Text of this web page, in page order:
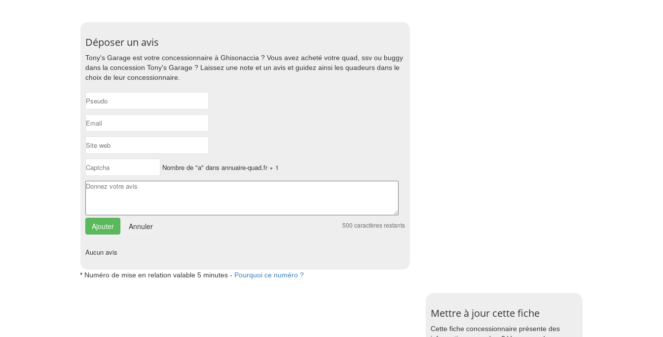
Déposer un avis
Tony's Garage est votre concessionnaire à Ghisonaccia ? Vous avez acheté votre quad, ssv ou buggy
dans la concession Tony's Garage ? Laissez une note et un avis et guidez ainsi les quadeurs dans le
choix de leur concessionnaire.
Nombre de "a" dans annuaire-quad.fr + 1
Annuler 500 caractères restants
Aucun avis
* Numéro de mise en relation valable 5 minutes - Pourquoi ce numéro ?
Mettre à jour cette fiche
Cette fiche concessionnaire présente des